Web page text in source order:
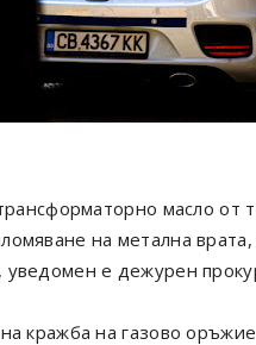
масло от
на метална
е дежурен
кражба на газово